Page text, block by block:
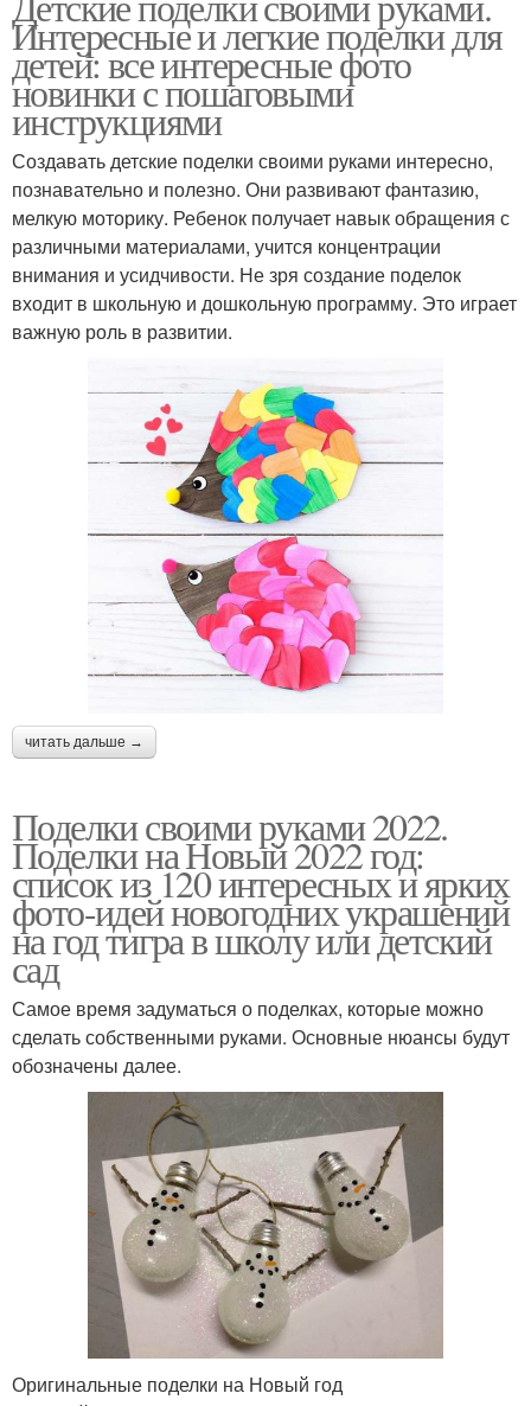
Интересные и легкие поделки для
детей: все интересные фото
новинки с пошаговыми
инструкциями
Создавать детские поделки своими руками интересно,
познавательно и полезно. Они развивают фантазию,
мелкую моторику. Ребенок получает навык обращения с
различными материалами, учится концентрации
внимания и усидчивости. Не зря создание поделок
входит в школьную и дошкольную программу. Это играет
важную роль в развитии.
читать дальше →
Поделки своими руками 2022.
Поделки на Новый 2022 год:
список из 120 интересных и ярких
фото-идей новогодних украшений
на год тигра в школу или детский
сад
Самое время задуматься о поделках, которые можно
сделать собственными руками. Основные нюансы будут
обозначены далее.
Оригинальные поделки на Новый год